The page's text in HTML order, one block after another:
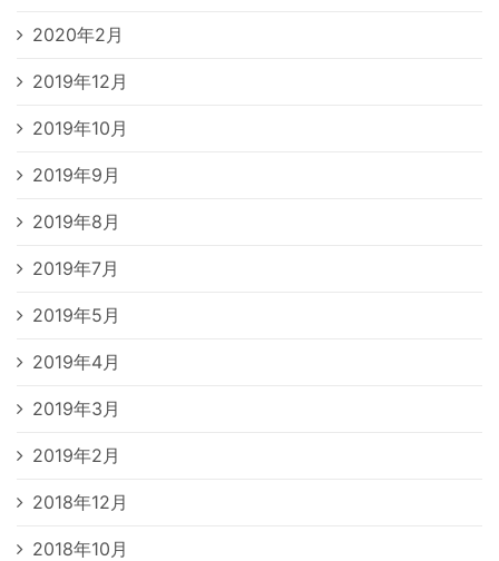
2020年2月
2019年12月
2019年10月
2019年9月
2019年8月
2019年7月
2019年5月
2019年4月
2019年3月
2019年2月
2018年12月
2018年10月